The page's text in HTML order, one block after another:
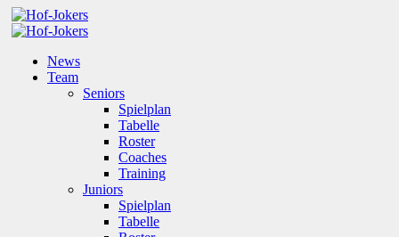
News
Team
Seniors
Spielplan
Tabelle
Roster
Coaches
Training
Juniors
Spielplan
Tabelle